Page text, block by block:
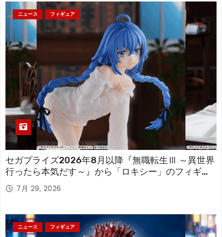
ニュース フィギュア
セガプライズ2026年8月以降『無職転生Ⅲ ～異世界
行ったら本気だす～』から「ロキシー」のフィギュ
アが登場！
7月 29, 2026
ニュース フィギュア